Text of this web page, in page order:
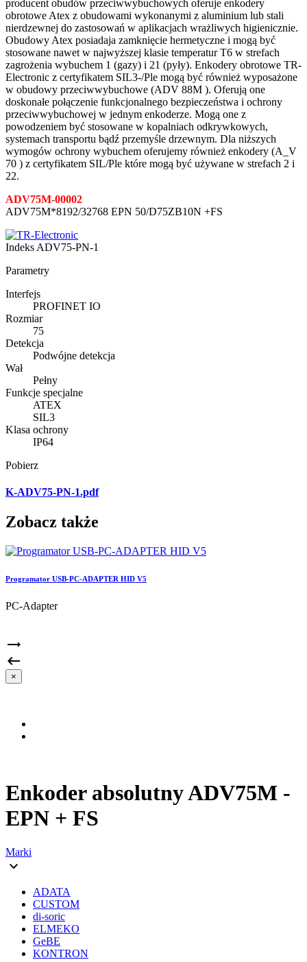
producent obudów przeciwwybuchowych oferuje enkodery
obrotowe Atex z obudowami wykonanymi z aluminium lub stali
nierdzewnej do zastosowań w aplikacjach wrażliwych higienicznie.
Obudowy Atex posiadaja zamknięcie hermetyczne i mogą być
stosowane nawet w najwyższej klasie temperatur T6 w strefach
zagrożenia wybuchem 1 (gazy) i 21 (pyły). Enkodery obrotowe TR-
Electronic z certyfikatem SIL3-/Ple mogą być również wyposażone
w obudowy przeciwwybuchowe (ADV 88M ). Oferują one
doskonałe połączenie funkcjonalnego bezpieczeństwa i ochrony
przeciwwybuchowej w jednym enkoderze. Mogą one z
powodzeniem być stosowane w kopalniach odkrywkowych,
systemach transportu bądź przemyśle drzewnym. Dla niższych
wymogów ochrony wybuchem oferujemy również enkodery (A_V
70 ) z certyfikatem SIL/Ple które mogą być używane w strefach 2 i
22.
ADV75M-00002
ADV75M*8192/32768 EPN 50/D75ZB10N +FS
Indeks ADV75-PN-1
Parametry
Interfejs
PROFINET IO
Rozmiar
75
Detekcja
Podwójne detekcja
Wał
Pełny
Funkcje specjalne
ATEX
SIL3
Klasa ochrony
IP64
Pobierz
K-ADV75-PN-1.pdf
Zobacz także
Programator USB-PC-ADAPTER HID V5
PC-Adapter


×
Enkoder absolutny ADV75M -
EPN + FS
Marki

ADATA
CUSTOM
di-soric
ELMEKO
GeBE
KONTRON